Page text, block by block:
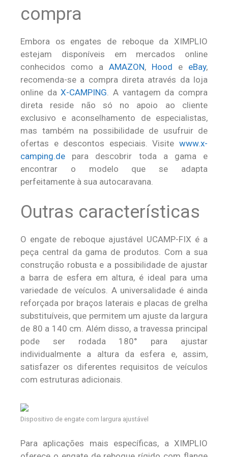
compra
Embora os engates de reboque da XIMPLIO
estejam disponíveis em mercados online
conhecidos como a AMAZON, Hood e eBay,
recomenda-se a compra direta através da loja
online daX-CAMPING. A vantagem da compra
direta reside não só no apoio ao cliente
exclusivo e aconselhamento de especialistas,
mas também na possibilidade de usufruir de
ofertas e descontos especiais. Visite www.x-
camping.de para descobrir toda a gama e
encontrar o modelo que se adapta
perfeitamente à sua autocaravana.
Outras características
O engate de reboque ajustável UCAMP-FIX é a
peça central da gama de produtos. Com a sua
construção robusta e a possibilidade de ajustar
a barra de esfera em altura, é ideal para uma
variedade de veículos. A universalidade é ainda
reforçada por braços laterais e placas de grelha
substituíveis, que permitem um ajuste da largura
de 80 a 140 cm. Além disso, a travessa principal
pode ser rodada 180° para ajustar
individualmente a altura da esfera e, assim,
satisfazer os diferentes requisitos de veículos
com estruturas adicionais.
Dispositivo de engate com largura ajustável
Para aplicações mais específicas, a XIMPLIO